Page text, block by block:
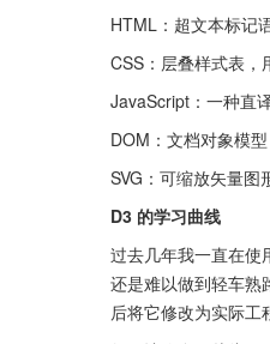
HTML：超文本标记
CSS：层叠样式表，
JavaScript：一种直
DOM：文档对象模
SVG：可缩放矢量图
D3 的学习曲线
过去几年我一直在使
还是难以做到轻车熟
后将它修改为实际工